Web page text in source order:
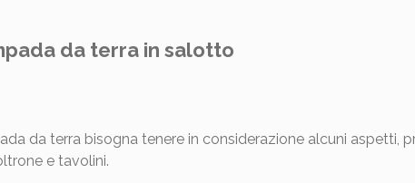
da terra in salotto
da terra bisogna tenere in considerazione alcuni aspetti,
e tavolini.